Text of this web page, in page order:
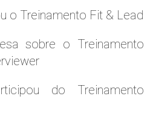
o Treinamento Fit & Lead
sobre o Treinamento
do Treinamento